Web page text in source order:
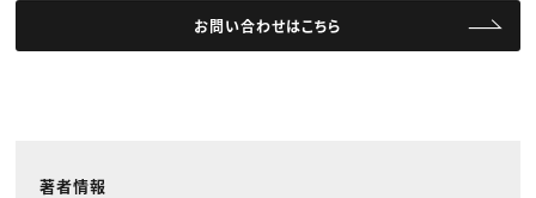
お問い合わせはこちら
著者情報